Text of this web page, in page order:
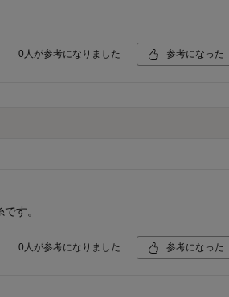
0 人が参考になりました 参考になった
す。
0 人が参考になりました 参考になった